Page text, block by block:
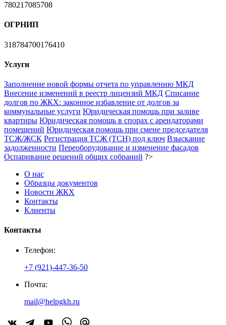
780217085708
ОГРНИП
318784700176410
Услуги
Заполнение новой формы отчета по управлению МКД
Внесение изменений в реестр лицензий МКД Списание
долгов по ЖКХ: законное избавление от долгов за
коммунальные услуги Юридическая помощь при заливе
квартиры Юридическая помощь в спорах с арендаторами
помещений Юридическая помощь при смене председателя
ТСЖ/ЖСК Регистрация ТСЖ (ТСН) под ключ Взыскание
задолженности Переоборудование и изменение фасадов
Оспаривание решений общих собраний ?>
О нас
Образцы документов
Новости ЖКХ
Контакты
Клиенты
Контакты
Телефон:
+7 (921)-447-36-50
Почта:
mail@helpgkh.ru